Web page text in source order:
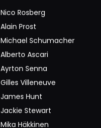
Nico Rosberg
Alain Prost
Michael Schumacher
Alberto Ascari
Ayrton Senna
Gilles Villeneuve
James Hunt
Jackie Stewart
Mika Häkkinen